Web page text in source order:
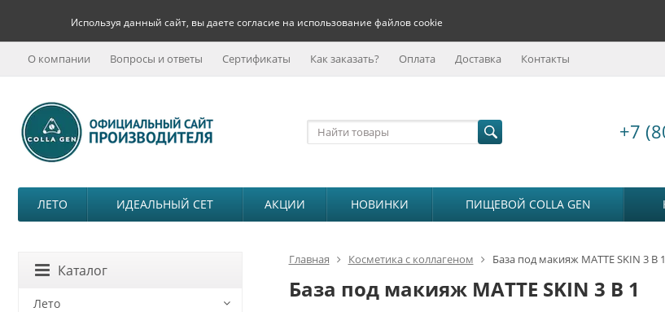
Используя данный сайт, вы даете согласие на использование файлов cookie
О компании Вопросы и ответы Сертификаты Как заказать? Оплата Доставка Контакты
+7
ЛЕТО ИДЕАЛЬНЫЙ СЕТ АКЦИИ НОВИНКИ ПИЩЕВОЙ COLLA GEN
Главная Косметика с коллагеном База под макияж MATTE SKIN 3 В 1
База под макияж MATTE SKIN 3 В 1
Каталог
Лето